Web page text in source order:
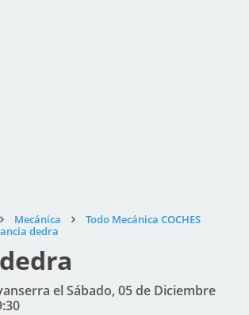
Mecánica
Todo Mecánica COCHES
dedra
el Sábado, 05 de Diciembre